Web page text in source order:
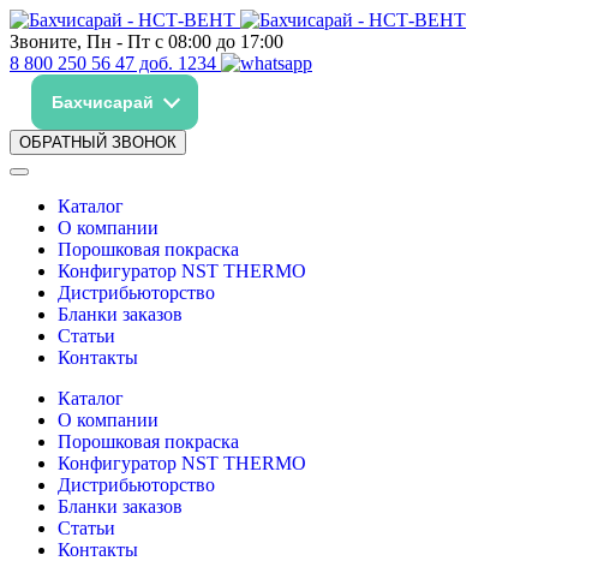
Звоните, Пн - Пт с 08:00 до 17:00
8 800 250 56 47 доб. 1234
Бахчисарай
ОБРАТНЫЙ ЗВОНОК
Каталог
О компании
Порошковая покраска
Конфигуратор NST THERMO
Дистрибьюторство
Бланки заказов
Статьи
Контакты
Каталог
О компании
Порошковая покраска
Конфигуратор NST THERMO
Дистрибьюторство
Бланки заказов
Статьи
Контакты